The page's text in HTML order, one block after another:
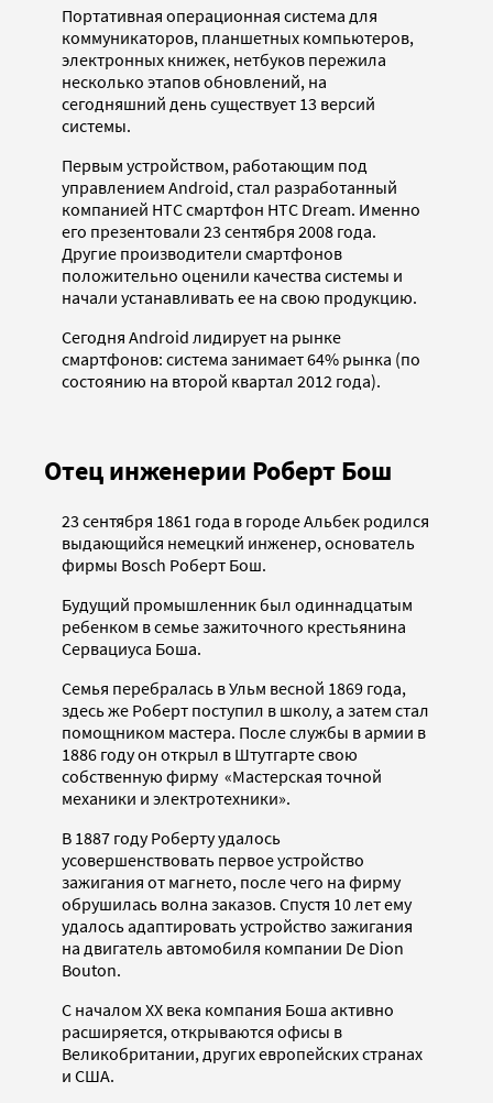
Портативная операционная система для
коммуникаторов, планшетных компьютеров,
электронных книжек, нетбуков пережила
несколько этапов обновлений, на
сегодняшний день существует 13 версий
системы.
Первым устройством, работающим под
управлением Android, стал разработанный
компанией HTC смартфон HTC Dream. Именно
его презентовали 23 сентября 2008 года.
Другие производители смартфонов
положительно оценили качества системы и
начали устанавливать ее на свою продукцию.
Сегодня Android лидирует на рынке
смартфонов: система занимает 64% рынка (по
состоянию на второй квартал 2012 года).
Отец инженерии Роберт Бош
23 сентября 1861 года в городе Альбек родился
выдающийся немецкий инженер, основатель
фирмы Bosch Роберт Бош.
Будущий промышленник был одиннадцатым
ребенком в семье зажиточного крестьянина
Сервациуса Боша.
Семья перебралась в Ульм весной 1869 года,
здесь же Роберт поступил в школу, а затем стал
помощником мастера. После службы в армии в
1886 году он открыл в Штутгарте свою
собственную фирму «Мастерская точной
механики и электротехники».
В 1887 году Роберту удалось
усовершенствовать первое устройство
зажигания от магнето, после чего на фирму
обрушилась волна заказов. Спустя 10 лет ему
удалось адаптировать устройство зажигания
на двигатель автомобиля компании De Dion
Bouton.
С началом ХХ века компания Боша активно
расширяется, открываются офисы в
Великобритании, других европейских странах
и США.